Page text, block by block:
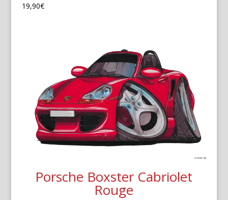
19,90€
Porsche Boxster Cabriolet
Rouge